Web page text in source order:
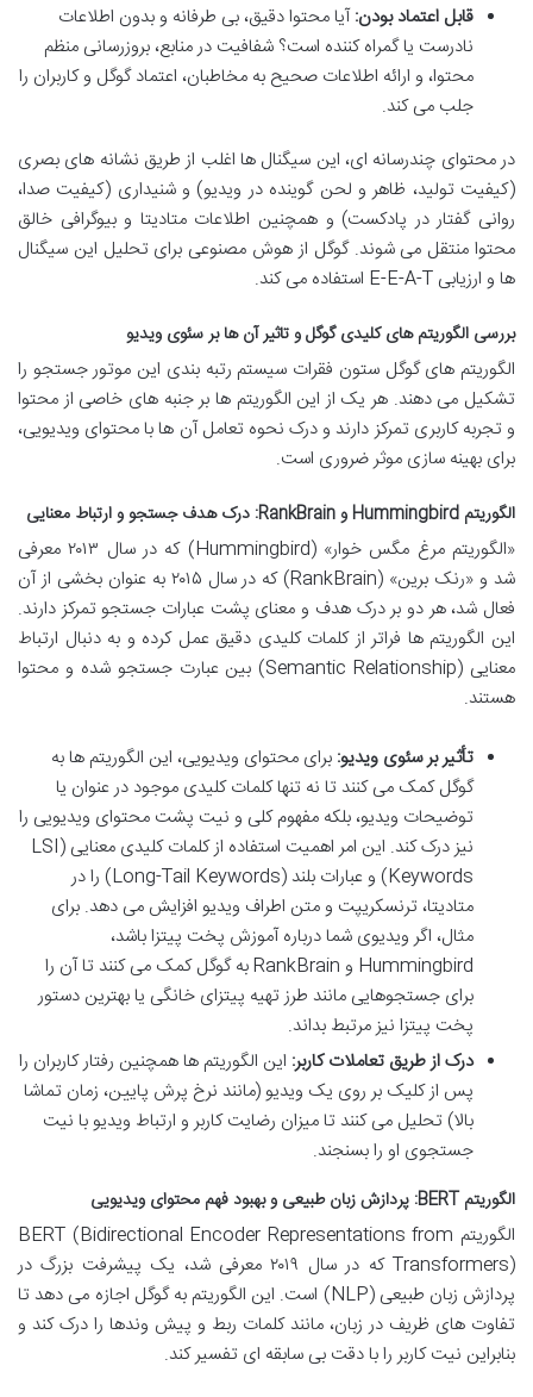
قابل اعتماد بودن:آیا محتوا دقیق، بی طرفانه و بدون اطلاعات
نادرست یا گمراه کننده است؟ شفافیت در منابع، بروزرسانی منظم
محتوا، و ارائه اطلاعات صحیح به مخاطبان، اعتماد گوگل و کاربران را
جلب می کند.
در محتوای چندرسانه ای، این سیگنال ها اغلب از طریق نشانه های بصری
(کیفیت تولید، ظاهر و لحن گوینده در ویدیو) و شنیداری (کیفیت صدا،
روانی گفتار در پادکست) و همچنین اطلاعات متادیتا و بیوگرافی خالق
محتوا منتقل می شوند. گوگل از هوش مصنوعی برای تحلیل این سیگنال
ها و ارزیابی E-E-A-T استفاده می کند.
بررسی الگوریتم های کلیدی گوگل و تاثیر آن ها بر سئوی ویدیو
الگوریتم های گوگل ستون فقرات سیستم رتبه بندی این موتور جستجو را
تشکیل می دهند. هر یک از این الگوریتم ها بر جنبه های خاصی از محتوا
و تجربه کاربری تمرکز دارند و درک نحوه تعامل آن ها با محتوای ویدیویی،
برای بهینه سازی موثر ضروری است.
الگوریتم Hummingbird و RankBrain: درک هدف جستجو و ارتباط معنایی
«الگوریتم مرغ مگس خوار» (Hummingbird) که در سال ۲۰۱۳ معرفی
شد و «رنک برین» (RankBrain) که در سال ۲۰۱۵ به عنوان بخشی از آن
فعال شد، هر دو بر درک هدف و معنای پشت عبارات جستجو تمرکز دارند.
این الگوریتم ها فراتر از کلمات کلیدی دقیق عمل کرده و به دنبال ارتباط
معنایی (Semantic Relationship) بین عبارت جستجو شده و محتوا
هستند.
تأثیر بر سئوی ویدیو: برای محتوای ویدیویی، این الگوریتم ها به
گوگل کمک می کنند تا نه تنها کلمات کلیدی موجود در عنوان یا
توضیحات ویدیو، بلکه مفهوم کلی و نیت پشت محتوای ویدیویی را
نیز درک کند. این امر اهمیت استفاده از کلمات کلیدی معنایی (LSI
Keywords) و عبارات بلند (Long-Tail Keywords) را در
متادیتا، ترنسکریپت و متن اطراف ویدیو افزایش می دهد. برای
مثال، اگر ویدیوی شما درباره آموزش پخت پیتزا باشد،
Hummingbird و RankBrain به گوگل کمک می کنند تا آن را
برای جستجوهایی مانند طرز تهیه پیتزای خانگی یا بهترین دستور
پخت پیتزا نیز مرتبط بداند.
درک از طریق تعاملات کاربر: این الگوریتم ها همچنین رفتار کاربران را
پس از کلیک بر روی یک ویدیو (مانند نرخ پرش پایین، زمان تماشا
بالا) تحلیل می کنند تا میزان رضایت کاربر و ارتباط ویدیو با نیت
جستجوی او را بسنجند.
الگوریتم BERT: پردازش زبان طبیعی و بهبود فهم محتوای ویدیویی
الگوریتم BERT (Bidirectional Encoder Representations from
Transformers) که در سال ۲۰۱۹ معرفی شد، یک پیشرفت بزرگ در
پردازش زبان طبیعی (NLP) است. این الگوریتم به گوگل اجازه می دهد تا
تفاوت های ظریف در زبان، مانند کلمات ربط و پیش وندها را درک کند و
بنابراین نیت کاربر را با دقت بی سابقه ای تفسیر کند.